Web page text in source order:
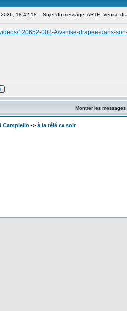
18:42:18 Sujet du message: ARTE- Venise
120652-002-A/venise-drapee-dans-
Montrer les messages
Campiello -> à la télé ce soir